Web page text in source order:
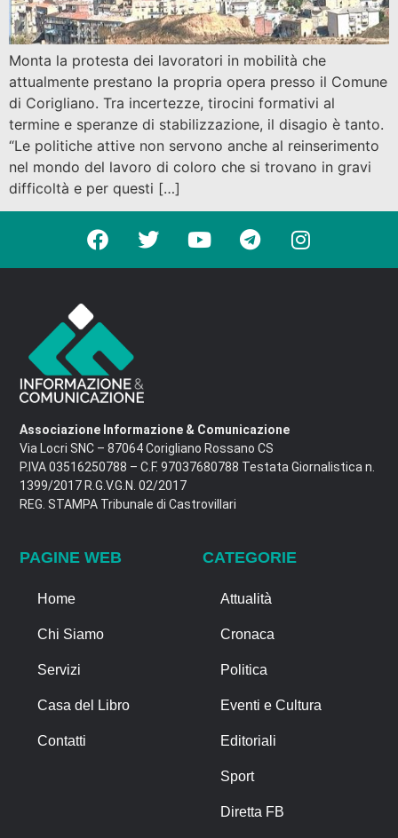
Monta la protesta dei lavoratori in mobilità che
attualmente prestano la propria opera presso il Comune
di Corigliano. Tra incertezze, tirocini formativi al
termine e speranze di stabilizzazione, il disagio è tanto.
“Le politiche attive non servono anche al reinserimento
nel mondo del lavoro di coloro che si trovano in gravi
difficoltà e per questi […]
Associazione Informazione & Comunicazione
Via Locri SNC – 87064 Corigliano Rossano CS
P.IVA 03516250788 – C.F. 97037680788 Testata Giornalistica n.
1399/2017 R.G.V.G.N. 02/2017
REG. STAMPA Tribunale di Castrovillari
PAGINE WEB
Home
Chi Siamo
Servizi
Casa del Libro
Contatti
CATEGORIE
Attualità
Cronaca
Politica
Eventi e Cultura
Editoriali
Sport
Diretta FB